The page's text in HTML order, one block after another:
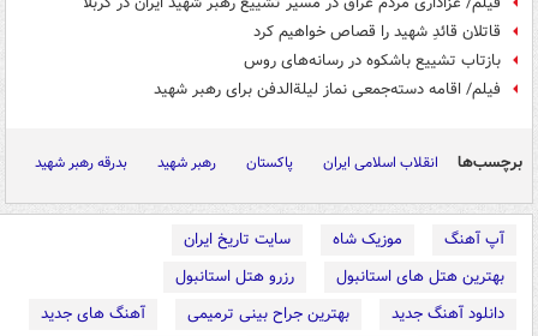
قاتلان قائدِ شهید را قصاص خواهیم کرد
بازتاب تشییع باشکوه در رسانه‌های روس
فیلم/ اقامه دسته‌جمعی نماز لیلة‌الدفن برای رهبر شهید
برچسب‌ها انقلاب اسلامی ایران پاکستان رهبر شهید بدرقه رهبر شهید
آپ آهنگ موزیک شاه
سایت تاریخ ایران
بهترین هتل های استانبول
رزرو هتل استانبول
دانلود آهنگ جدید
بهترین جراح بینی ترمیمی
آهنگ های جدید